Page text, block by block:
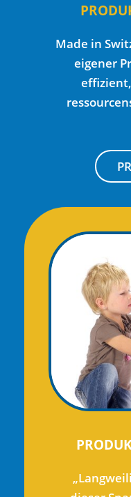
Made in
eigener